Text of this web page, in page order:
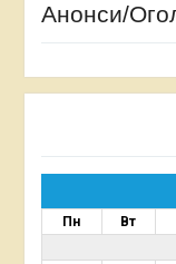
Анонси/
Пн Вт